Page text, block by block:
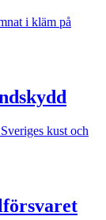
i kläm på
kust och